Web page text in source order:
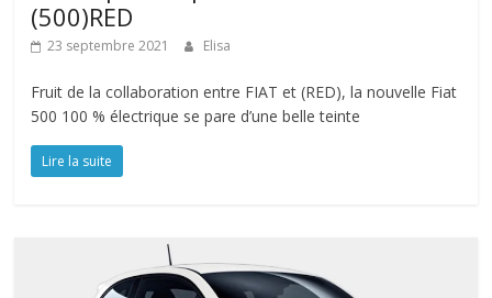
(500)RED
23 septembre 2021 Elisa
Fruit de la collaboration entre FIAT et (RED), la nouvelle Fiat
500 100 % électrique se pare d’une belle teinte
Lire la suite